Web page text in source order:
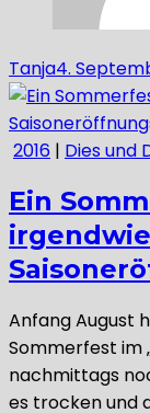
Tanja4.
2016 | Dies und
Ein
Anfang August
Sommerfest im
nachmittags
es trocken und